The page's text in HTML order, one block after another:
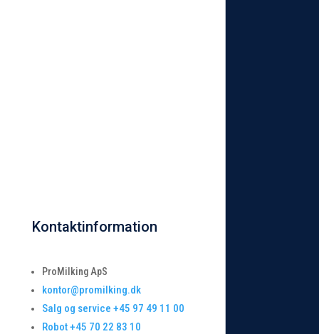
Kontaktinformation
ProMilking ApS
kontor@promilking.dk
Salg og service +45 97 49 11 00
Robot +45 70 22 83 10